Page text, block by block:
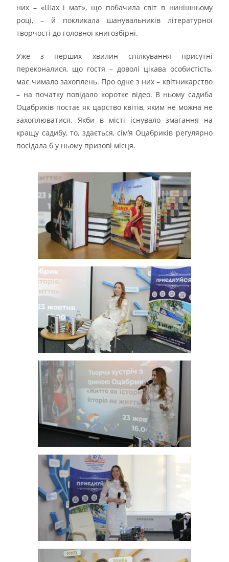
них – «Шах і мат», що побачила світ в нинішньому
році, – й покликала шанувальників літературної
творчості до головної книгозбірні.
Уже з перших хвилин спілкування присутні
переконалися, що гостя – доволі цікава особистість,
має чимало захоплень. Про одне з них – квітникарство
– на початку повідало коротке відео. В ньому садиба
Оцабриків постає як царство квітів, яким не можна не
захоплюватися. Якби в місті існувало змагання на
кращу садибу, то, здається, сім’я Оцабриків регулярно
посідала б у ньому призові місця.